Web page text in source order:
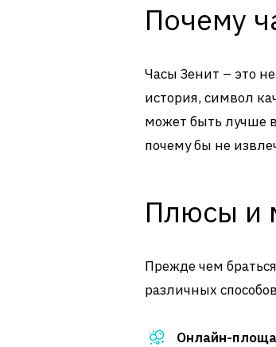
Почему
Часы Зенит – это
история, символ
может быть лучше
почему бы не
Плюсы и
Прежде чем
различных
Онлайн-